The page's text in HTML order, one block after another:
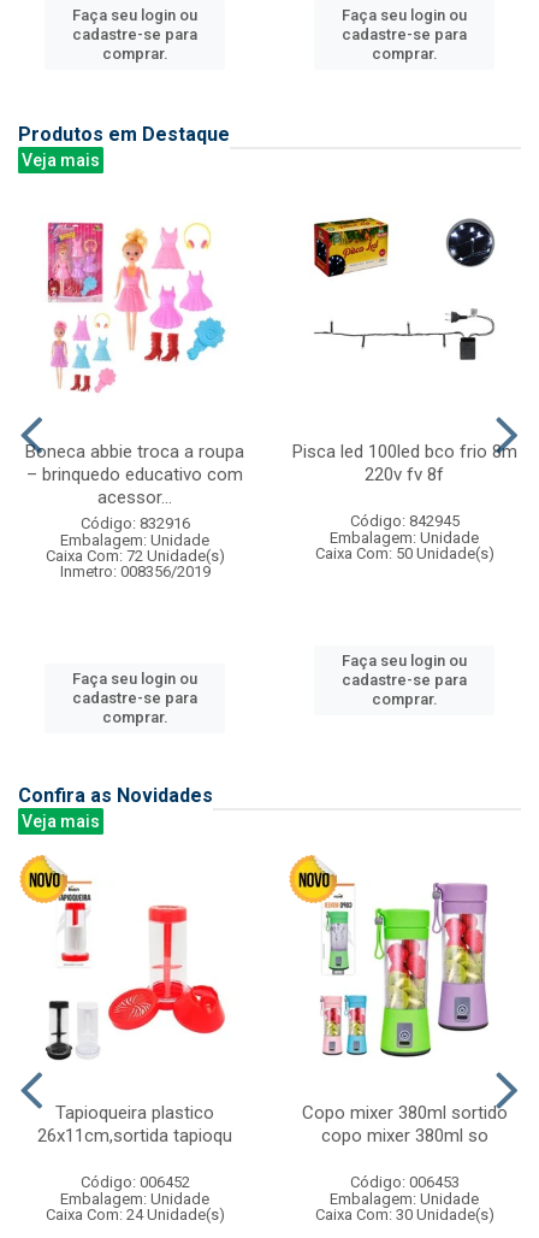
Faça seu login ou
cadastre-se para
comprar.
Faça seu login ou
cadastre-se para
comprar.
Produtos em Destaque
Veja mais
Boneca abbie troca a roupa
– brinquedo educativo com
acessor...
Código: 832916
Embalagem: Unidade
Caixa Com: 72 Unidade(s)
Inmetro: 008356/2019
Faça seu login ou
cadastre-se para
comprar.
Pisca led 100led bco frio 8m
220v fv 8f
Código: 842945
Embalagem: Unidade
Caixa Com: 50 Unidade(s)
Faça seu login ou
cadastre-se para
comprar.
Confira as Novidades
Veja mais
Tapioqueira plastico
26x11cm,sortida tapioqu
Código: 006452
Embalagem: Unidade
Caixa Com: 24 Unidade(s)
Copo mixer 380ml sortido
copo mixer 380ml so
Código: 006453
Embalagem: Unidade
Caixa Com: 30 Unidade(s)